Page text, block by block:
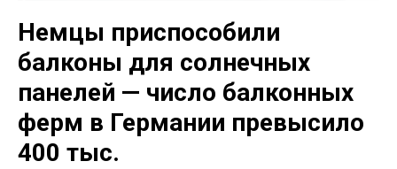
Немцы приспособили
балконы для солнечных
панелей — число балконных
ферм в Германии превысило
400 тыс.